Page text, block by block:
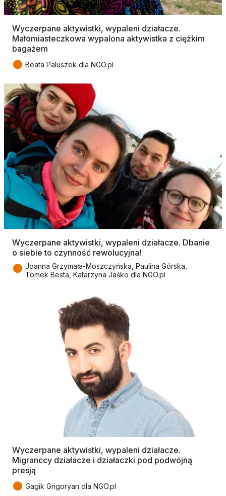
Wyczerpane aktywistki, wypaleni działacze.
Małomiasteczkowa wypalona aktywistka z ciężkim
bagażem
● Beata Paluszek dla NGO.pl
Wyczerpane aktywistki, wypaleni działacze. Dbanie
o siebie to czynność rewolucyjna!
● Joanna Grzymała-Moszczyńska, Paulina Górska,
Tomek Besta, Katarzyna Jaśko dla NGO.pl
Wyczerpane aktywistki, wypaleni działacze.
Migranccy działacze i działaczki pod podwójną
presją
● Gagik Grigoryan dla NGO.pl